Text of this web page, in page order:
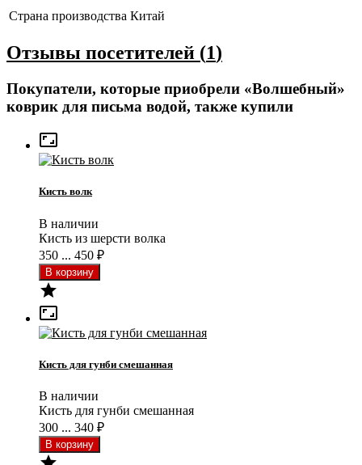
Страна производства Китай
Отзывы посетителей (1)
Покупатели, которые приобрели «Волшебный»
коврик для письма водой, также купили

Кисть волк
В наличии
Кисть из шерсти волка
350 ... 450 ₽


Кисть для гунби смешанная
В наличии
Кисть для гунби смешанная
300 ... 340 ₽